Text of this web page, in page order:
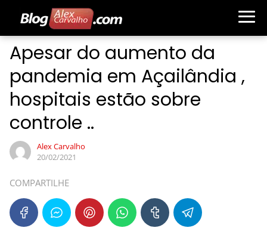
Apesar do aumento da
pandemia em Açailândia ,
hospitais estão sobre
controle ..
Alex Carvalho
20/02/2021
COMPARTILHE